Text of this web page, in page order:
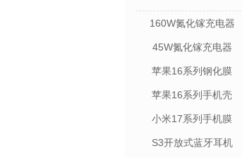
160W氮化镓充电器
45W氮化镓充电器
苹果16系列钢化膜
苹果16系列手机壳
小米17系列手机膜
S3开放式蓝牙耳机